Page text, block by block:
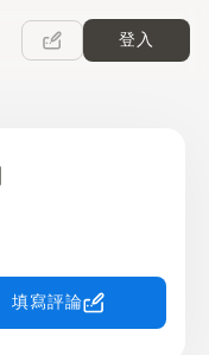
登入
填寫評論